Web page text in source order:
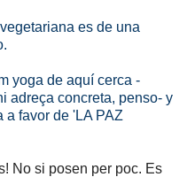
es de una
yoga de aquí cerca -
adreça concreta, penso- y
a favor de 'LA PAZ
No si posen per poc. Es